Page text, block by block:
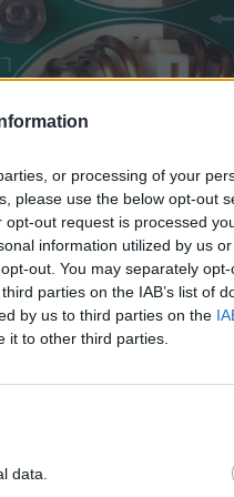
or processing of your
please use the below opt-out
out request is processed
information utilized by us
out. You may separately
parties on the IAB’s list of
by us to third parties on the
it to other third parties.
data.
vékony, domborított
anyag, úgy meg volt